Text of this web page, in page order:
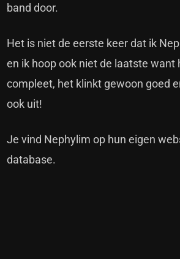
band door.
Het is niet de eerste keer dat ik
en ik hoop ook niet de laatste want
compleet, het klinkt gewoon goed
ook uit!
Je vind Nephylim op hun eigen
database.